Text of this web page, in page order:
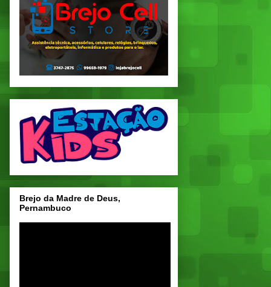
Brejo da Madre de Deus,
Pernambuco